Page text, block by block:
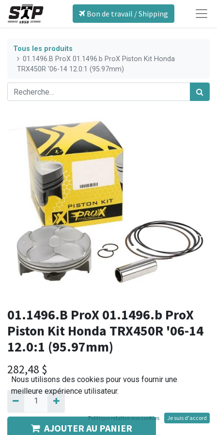
Bon de travail / Shipping
Tous les produits
01.1496.B ProX 01.1496.b ProX Piston Kit Honda
TRX450R '06-14 12.0:1 (95.97mm)
01.1496.B ProX 01.1496.b ProX
Piston Kit Honda TRX450R '06-14
12.0:1 (95.97mm)
282,48 $
AJOUTER AU PANIER
Nous utilisons des cookies pour vous fournir une
meilleure expérience utilisateur.
Politique relative aux cookies Je suis d'accord